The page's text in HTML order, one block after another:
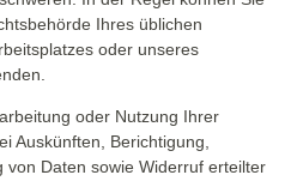
Ihres üblichen
oder unseres
oder Nutzung Ihrer
Auskünften, Berichtigung,
von Daten sowie Widerruf erteilter